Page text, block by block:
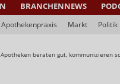
BRANCHENNEWS
Apothekenpraxis Markt Politik
Apotheken beraten gut, kommunizieren